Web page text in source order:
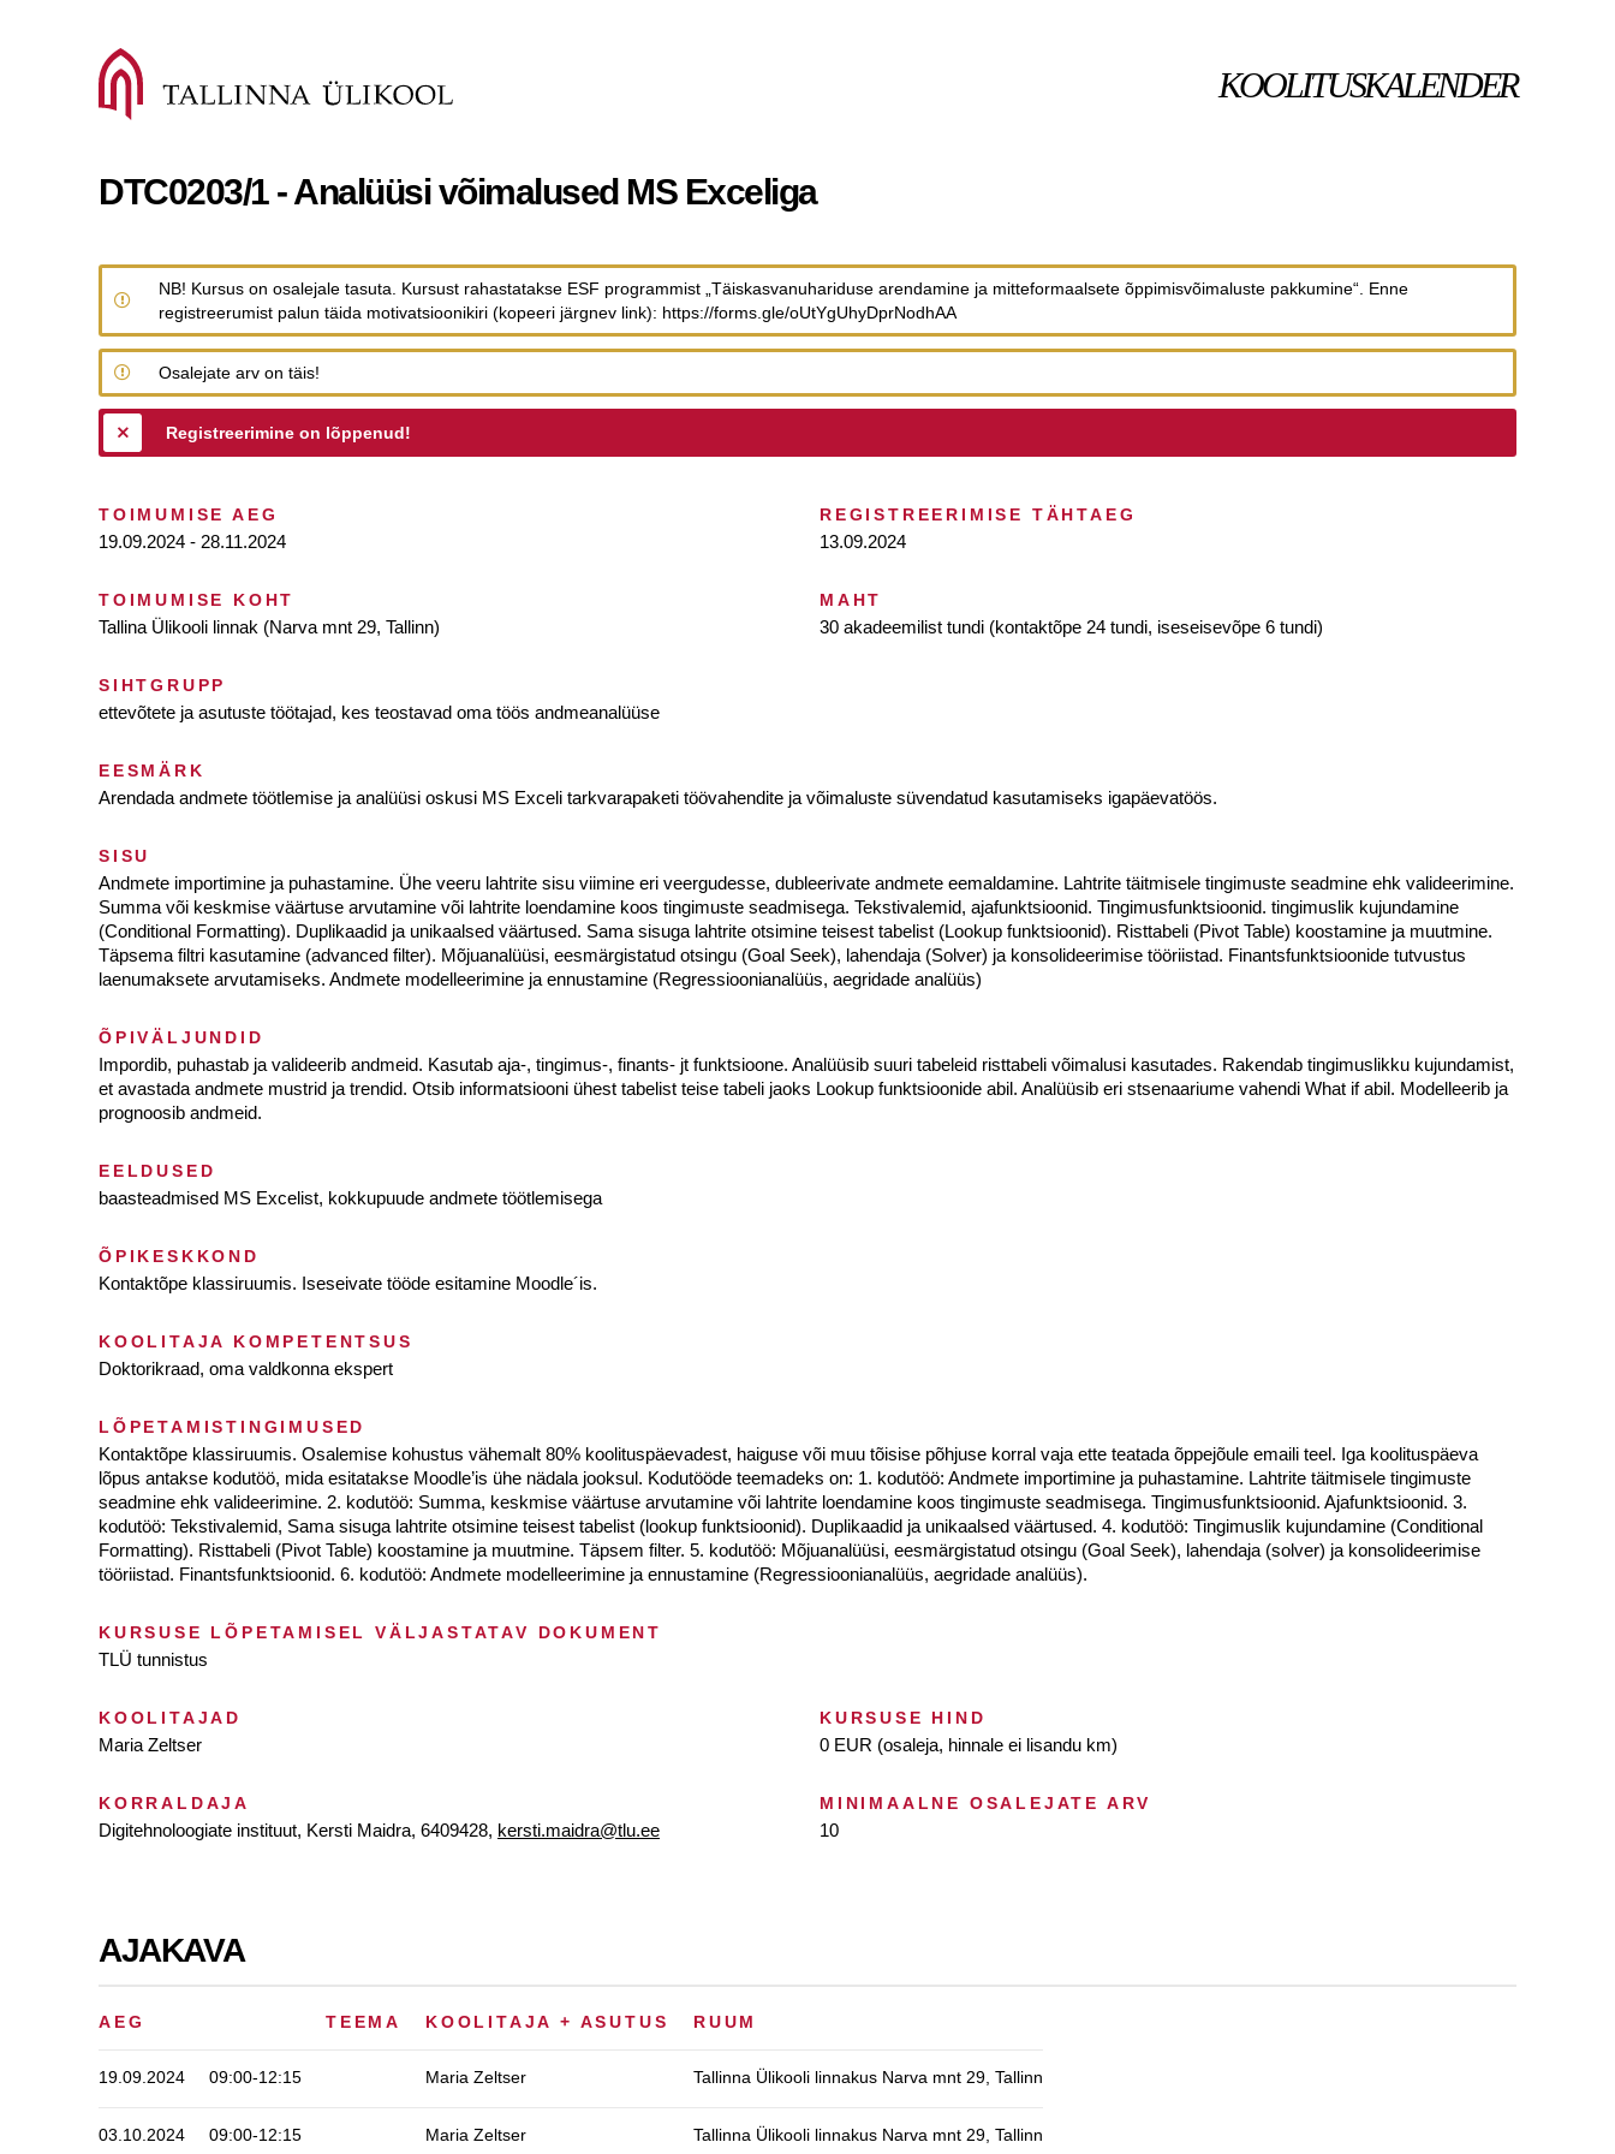
KOOLITUSKALENDER
DTC0203/1 - Analüüsi võimalused MS Exceliga
NB! Kursus on osalejale tasuta. Kursust rahastatakse ESF programmist „Täiskasvanuhariduse arendamine ja mitteformaalsete õppimisvõimaluste pakkumine“. Enne
registreerumist palun täida motivatsioonikiri (kopeeri järgnev link): https://forms.gle/oUtYgUhyDprNodhAA
Osalejate arv on täis!
Registreerimine on lõppenud!
TOIMUMISE AEG
19.09.2024 - 28.11.2024
REGISTREERIMISE TÄHTAEG
13.09.2024
TOIMUMISE KOHT
Tallina Ülikooli linnak (Narva mnt 29, Tallinn)
MAHT
30 akadeemilist tundi (kontaktõpe 24 tundi, iseseisevõpe 6 tundi)
SIHTGRUPP
ettevõtete ja asutuste töötajad, kes teostavad oma töös andmeanalüüse
EESMÄRK
Arendada andmete töötlemise ja analüüsi oskusi MS Exceli tarkvarapaketi töövahendite ja võimaluste süvendatud kasutamiseks igapäevatöös.
SISU
Andmete importimine ja puhastamine. Ühe veeru lahtrite sisu viimine eri veergudesse, dubleerivate andmete eemaldamine. Lahtrite täitmisele tingimuste seadmine ehk valideerimine.
Summa või keskmise väärtuse arvutamine või lahtrite loendamine koos tingimuste seadmisega. Tekstivalemid, ajafunktsioonid. Tingimusfunktsioonid. tingimuslik kujundamine
(Conditional Formatting). Duplikaadid ja unikaalsed väärtused. Sama sisuga lahtrite otsimine teisest tabelist (Lookup funktsioonid). Risttabeli (Pivot Table) koostamine ja muutmine.
Täpsema filtri kasutamine (advanced filter). Mõjuanalüüsi, eesmärgistatud otsingu (Goal Seek), lahendaja (Solver) ja konsolideerimise tööriistad. Finantsfunktsioonide tutvustus
laenumaksete arvutamiseks. Andmete modelleerimine ja ennustamine (Regressioonianalüüs, aegridade analüüs)
ÕPIVÄLJUNDID
Impordib, puhastab ja valideerib andmeid. Kasutab aja-, tingimus-, finants- jt funktsioone. Analüüsib suuri tabeleid risttabeli võimalusi kasutades. Rakendab tingimuslikku kujundamist,
et avastada andmete mustrid ja trendid. Otsib informatsiooni ühest tabelist teise tabeli jaoks Lookup funktsioonide abil. Analüüsib eri stsenaariume vahendi What if abil. Modelleerib ja
prognoosib andmeid.
EELDUSED
baasteadmised MS Excelist, kokkupuude andmete töötlemisega
ÕPIKESKKOND
Kontaktõpe klassiruumis. Iseseivate tööde esitamine Moodle´is.
KOOLITAJA KOMPETENTSUS
Doktorikraad, oma valdkonna ekspert
LÕPETAMISTINGIMUSED
Kontaktõpe klassiruumis. Osalemise kohustus vähemalt 80% koolituspäevadest, haiguse või muu tõisise põhjuse korral vaja ette teatada õppejõule emaili teel. Iga koolituspäeva
lõpus antakse kodutöö, mida esitatakse Moodle’is ühe nädala jooksul. Kodutööde teemadeks on: 1. kodutöö: Andmete importimine ja puhastamine. Lahtrite täitmisele tingimuste
seadmine ehk valideerimine. 2. kodutöö: Summa, keskmise väärtuse arvutamine või lahtrite loendamine koos tingimuste seadmisega. Tingimusfunktsioonid. Ajafunktsioonid. 3.
kodutöö: Tekstivalemid, Sama sisuga lahtrite otsimine teisest tabelist (lookup funktsioonid). Duplikaadid ja unikaalsed väärtused. 4. kodutöö: Tingimuslik kujundamine (Conditional
Formatting). Risttabeli (Pivot Table) koostamine ja muutmine. Täpsem filter. 5. kodutöö: Mõjuanalüüsi, eesmärgistatud otsingu (Goal Seek), lahendaja (solver) ja konsolideerimise
tööriistad. Finantsfunktsioonid. 6. kodutöö: Andmete modelleerimine ja ennustamine (Regressioonianalüüs, aegridade analüüs).
KURSUSE LÕPETAMISEL VÄLJASTATAV DOKUMENT
TLÜ tunnistus
KOOLITAJAD
Maria Zeltser
KURSUSE HIND
0 EUR (osaleja, hinnale ei lisandu km)
KORRALDAJA
Digitehnoloogiate instituut, Kersti Maidra, 6409428, kersti.maidra@tlu.ee
MINIMAALNE OSALEJATE ARV
10
AJAKAVA
AEG TEEMA KOOLITAJA + ASUTUS RUUM
19.09.2024 09:00-12:15 Maria Zeltser Tallinna Ülikooli linnakus Narva mnt 29, Tallinn
03.10.2024 09:00-12:15 Maria Zeltser Tallinna Ülikooli linnakus Narva mnt 29, Tallinn